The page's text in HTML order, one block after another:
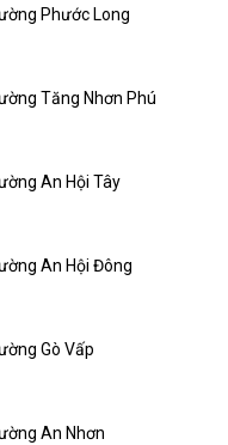
Phước Long
Tăng Nhơn Phú
An Hội Tây
An Hội Đông
Gò Vấp
An Nhơn